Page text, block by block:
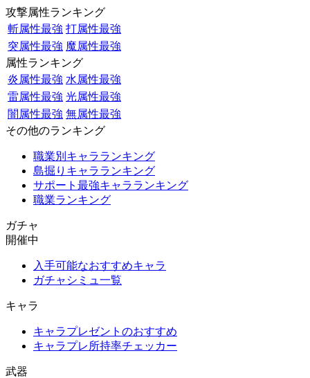
攻撃属性ランキング
斬属性最強 打属性最強
突属性最強 魔属性最強
属性ランキング
炎属性最強 水属性最強
雷属性最強 光属性最強
闇属性最強 無属性最強
その他のランキング
職業別キャラランキング
島掘りキャラランキング
サポート最強キャラランキング
職業ランキング
ガチャ
開催中
入手可能なおすすめキャラ
ガチャシミュ一覧
キャラ
キャラプレゼントのおすすめ
キャラプレ所持率チェッカー
武器